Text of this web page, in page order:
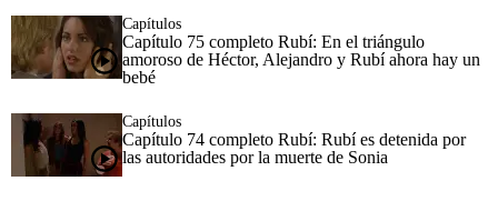
Capítulos
Capítulo 75 completo Rubí: En el triángulo
amoroso de Héctor, Alejandro y Rubí ahora hay un
bebé
Capítulos
Capítulo 74 completo Rubí: Rubí es detenida por
las autoridades por la muerte de Sonia